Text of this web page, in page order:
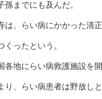
までにも及んだ。
は、らい病にかかった清
ったという。
各地にらい病救護施設を
、らい病患者は野放し